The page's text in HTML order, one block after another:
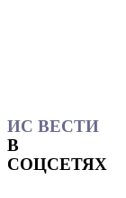
ИС ВЕСТИ
В
СОЦСЕТЯХ